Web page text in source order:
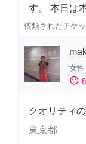
す。 本日は
依頼されたチケッ
女性
sentiment_satisfied
クオリティ
東京都